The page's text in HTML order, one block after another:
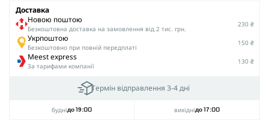
Доставка
Новою поштою
Безкоштовна доставка на замовлення від 2 тис. грн.
230 ₴
Укрпоштою
Безкоштовно при повній передплаті
150 ₴
Meest express
За тарифами компанії
130 ₴
Термін відправлення 3-4 дні
буднідо 19:00 вихіднідо 17:00